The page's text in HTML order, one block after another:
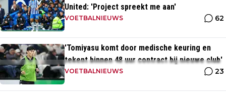
United: 'Project spreekt me aan'
VOETBALNIEUWS 62
'Tomiyasu komt door medische keuring en
tekent binnen 48 uur contract bij nieuwe club'
VOETBALNIEUWS 23